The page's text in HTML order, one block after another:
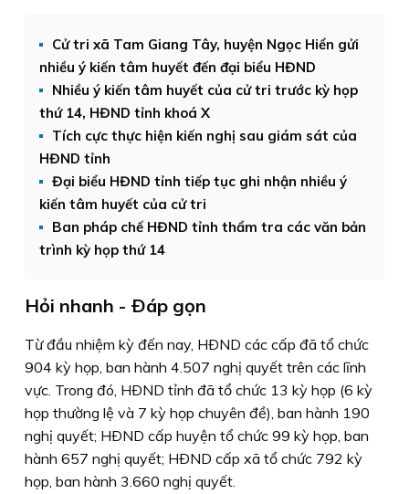
Cử tri xã Tam Giang Tây, huyện Ngọc Hiển gửi
nhiều ý kiến tâm huyết đến đại biểu HĐND
Nhiều ý kiến tâm huyết của cử tri trước kỳ họp
thứ 14, HĐND tỉnh khoá X
Tích cực thực hiện kiến nghị sau giám sát của
HĐND tỉnh
Đại biểu HĐND tỉnh tiếp tục ghi nhận nhiều ý
kiến tâm huyết của cử tri
Ban pháp chế HĐND tỉnh thẩm tra các văn bản
trình kỳ họp thứ 14
Hỏi nhanh - Ðáp gọn
Từ đầu nhiệm kỳ đến nay, HÐND các cấp đã tổ chức
904 kỳ họp, ban hành 4.507 nghị quyết trên các lĩnh
vực. Trong đó, HÐND tỉnh đã tổ chức 13 kỳ họp (6 kỳ
họp thường lệ và 7 kỳ họp chuyên đề), ban hành 190
nghị quyết; HÐND cấp huyện tổ chức 99 kỳ họp, ban
hành 657 nghị quyết; HÐND cấp xã tổ chức 792 kỳ
họp, ban hành 3.660 nghị quyết.